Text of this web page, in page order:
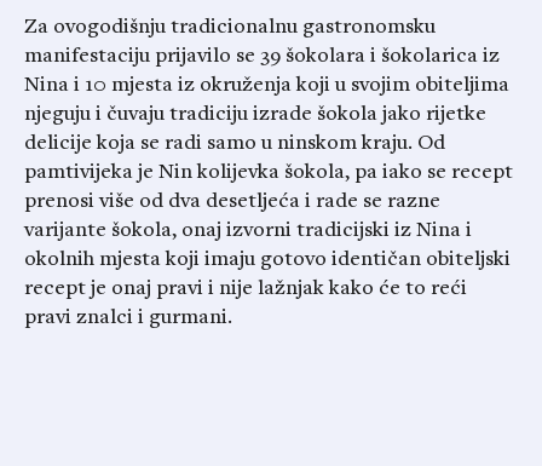
Za ovogodišnju tradicionalnu gastronomsku
manifestaciju prijavilo se 39 šokolara i šokolarica iz
Nina i 10 mjesta iz okruženja koji u svojim obiteljima
njeguju i čuvaju tradiciju izrade šokola jako rijetke
delicije koja se radi samo u ninskom kraju. Od
pamtivijeka je Nin kolijevka šokola, pa iako se recept
prenosi više od dva desetljeća i rade se razne
varijante šokola, onaj izvorni tradicijski iz Nina i
okolnih mjesta koji imaju gotovo identičan obiteljski
recept je onaj pravi i nije lažnjak kako će to reći
pravi znalci i gurmani.